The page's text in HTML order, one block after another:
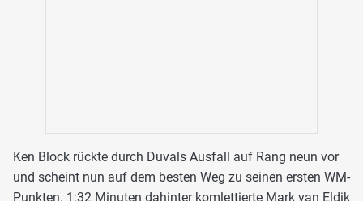
Ken Block rückte durch Duvals Ausfall auf Rang neun vor
und scheint nun auf dem besten Weg zu seinen ersten WM-
Punkten. 1:32 Minuten dahinter komlettierte Mark van Eldik